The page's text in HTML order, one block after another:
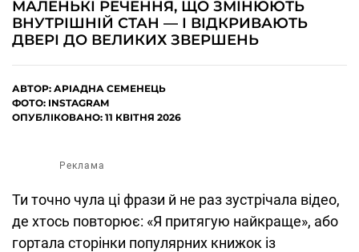
МАЛЕНЬКІ РЕЧЕННЯ, ЩО ЗМІНЮЮТЬ
ВНУТРІШНІЙ СТАН — І ВІДКРИВАЮТЬ
ДВЕРІ ДО ВЕЛИКИХ ЗВЕРШЕНЬ
АВТОР: АРІАДНА СЕМЕНЕЦЬ
ФОТО: INSTAGRAM
ОПУБЛІКОВАНО: 11 КВІТНЯ 2026
Реклама
Ти точно чула ці фрази й не раз зустрічала відео,
де хтось повторює: «Я притягую найкраще», або
гортала сторінки популярних книжок із